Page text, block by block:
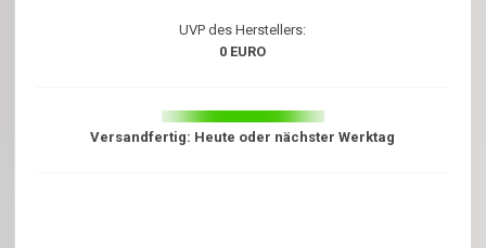
UVP des Herstellers:
0 EURO
Versandfertig: Heute oder nächster Werktag